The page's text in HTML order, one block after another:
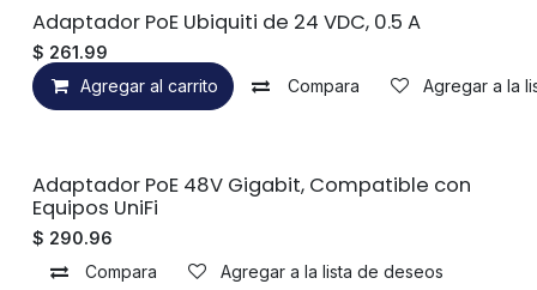
Adaptador PoE Ubiquiti de 24 VDC, 0.5 A
$ 261.99
Agregar al carrito
Compara Agregar a la
Descontinuado
Adaptador PoE 48V Gigabit, Compatible con
Equipos UniFi
$ 290.96
Compara
Agregar a la lista de deseos